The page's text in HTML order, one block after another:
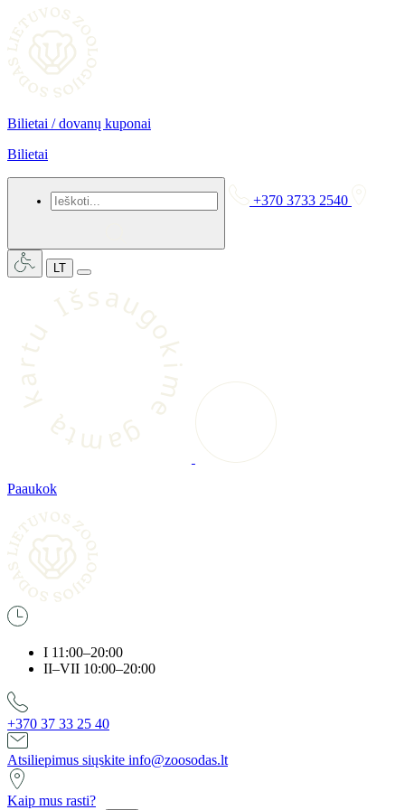
Bilietai / dovanų kuponai
Bilietai
Ieškoti... +370 3733 2540
LT
Išs aug
o
k
i
m
e
g
a
m
t
ą
k
a
r
t
u
Paaukok
I 11:00–20:00
II–VII 10:00–20:00
+370 37 33 25 40
Atsiliepimus siųskite info@zoosodas.lt
Kaip mus rasti?